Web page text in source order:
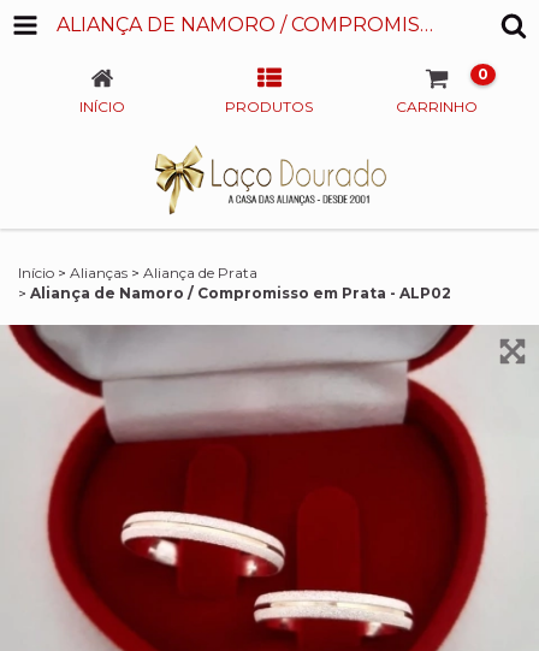
ALIANÇA DE NAMORO / COMPROMISSO EM PRATA - ALP02
INÍCIO PRODUTOS CARRINHO
0
Início > Alianças > Aliança de Prata
> Aliança de Namoro / Compromisso em Prata - ALP02